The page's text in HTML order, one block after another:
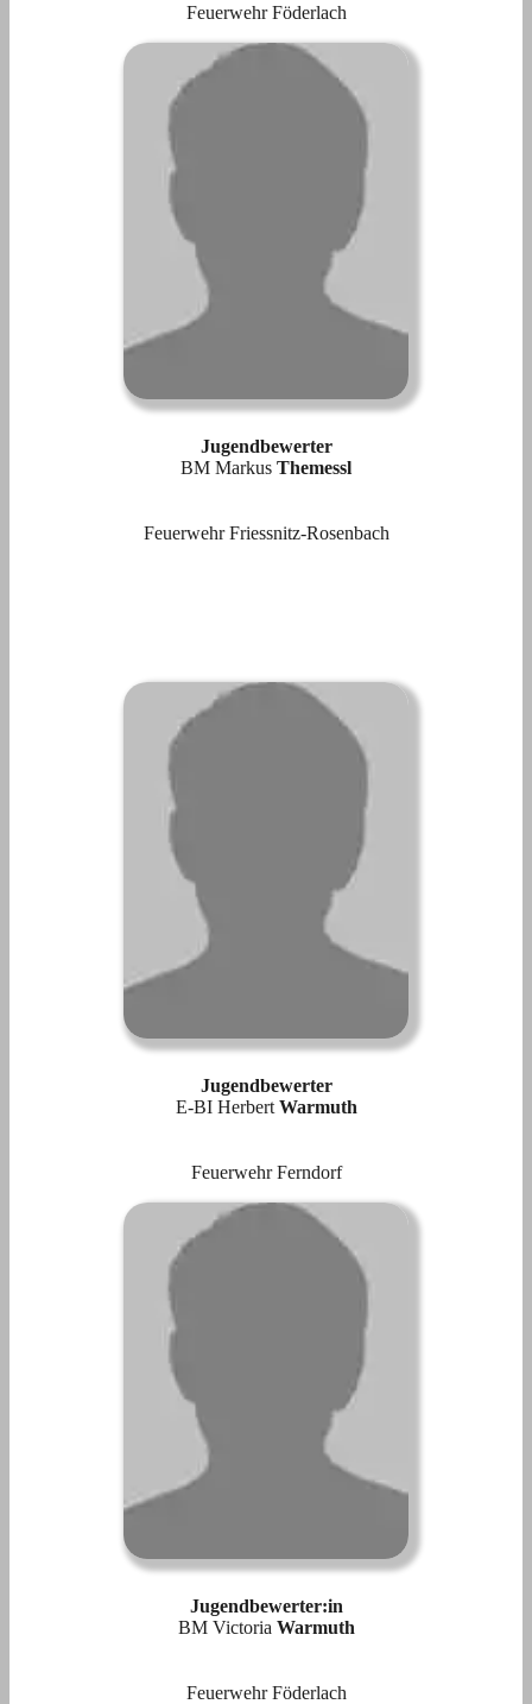
Feuerwehr Föderlach
Jugendbewerter
BM Markus Themessl
Feuerwehr Friessnitz-Rosenbach
Jugendbewerter
E-BI Herbert Warmuth
Feuerwehr Ferndorf
Jugendbewerter:in
BM Victoria Warmuth
Feuerwehr Föderlach